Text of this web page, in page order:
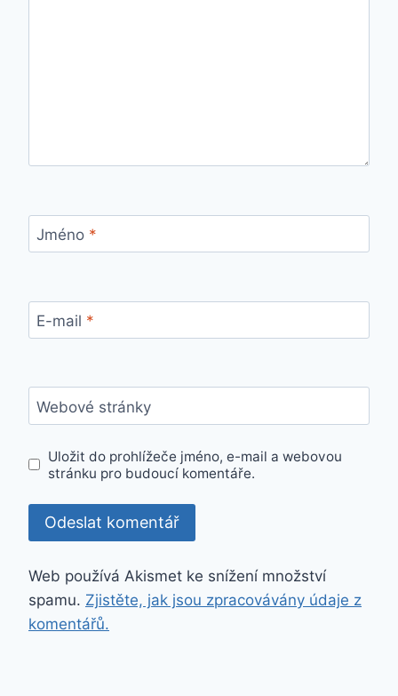
Jméno *
E-mail *
Webové stránky
Uložit do prohlížeče jméno, e-mail a webovou
stránku pro budoucí komentáře.
Web používá Akismet ke snížení množství
spamu. Zjistěte, jak jsou zpracovávány údaje z
komentářů.